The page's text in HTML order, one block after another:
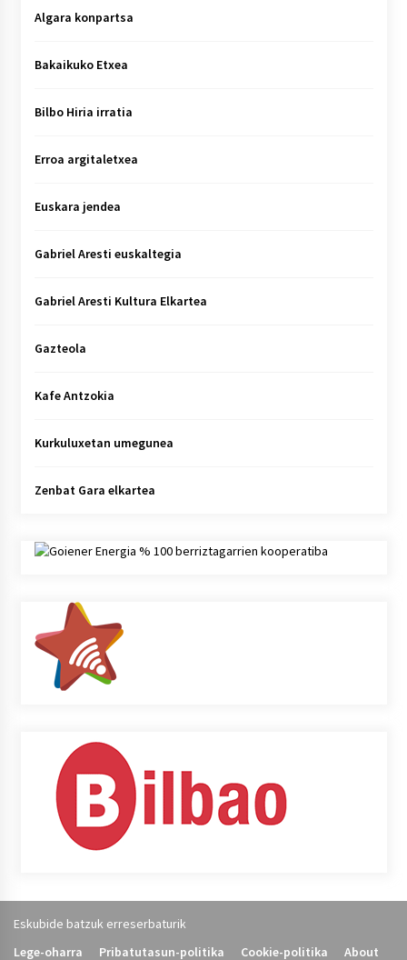
Algara konpartsa
Bakaikuko Etxea
Bilbo Hiria irratia
Erroa argitaletxea
Euskara jendea
Gabriel Aresti euskaltegia
Gabriel Aresti Kultura Elkartea
Gazteola
Kafe Antzokia
Kurkuluxetan umegunea
Zenbat Gara elkartea
Eskubide batzuk erreserbaturik
Lege-oharra
Pribatutasun-politika Cookie-politika About